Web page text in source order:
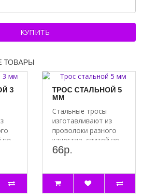
КУПИТЬ
ТОВАРЫ
3
по
ТРОС СТАЛЬНОЙ 5
ММ
Стальные тросы
изготавливают из
проволоки разного
качества, свитой по
спирали. Стальная
66р.